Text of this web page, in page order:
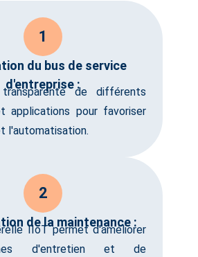
1
du bus de service
d'entreprise :
transparente de différents
applications pour favoriser
l'automatisation.
2
de la maintenance :
IIoT permet d'améliorer
d'entretien et de